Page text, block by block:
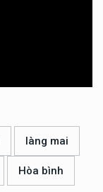
làng mai
Hòa bình